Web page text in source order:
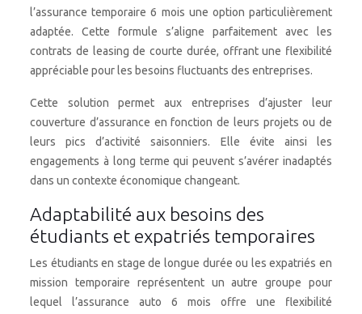
l’assurance temporaire 6 mois une option particulièrement
adaptée. Cette formule s’aligne parfaitement avec les
contrats de leasing de courte durée, offrant une flexibilité
appréciable pour les besoins fluctuants des entreprises.
Cette solution permet aux entreprises d’ajuster leur
couverture d’assurance en fonction de leurs projets ou de
leurs pics d’activité saisonniers. Elle évite ainsi les
engagements à long terme qui peuvent s’avérer inadaptés
dans un contexte économique changeant.
Adaptabilité aux besoins des
étudiants et expatriés temporaires
Les étudiants en stage de longue durée ou les expatriés en
mission temporaire représentent un autre groupe pour
lequel l’assurance auto 6 mois offre une flexibilité